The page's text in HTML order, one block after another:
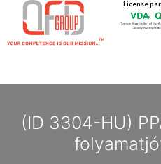
License
(ID 3304-HU)